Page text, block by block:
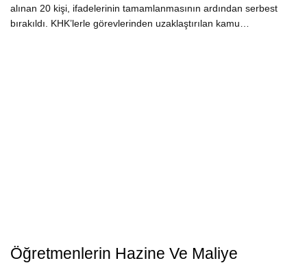
alınan 20 kişi, ifadelerinin tamamlanmasının ardından serbest
bırakıldı. KHK’lerle görevlerinden uzaklaştırılan kamu…
Öğretmenlerin Hazine Ve Maliye